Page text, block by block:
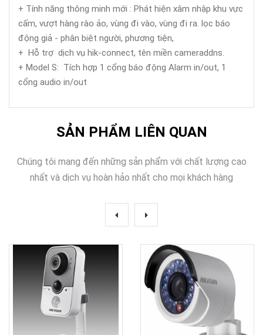
+ Tính năng thông minh mới : Phát hiện xâm nhập khu vực
cấm, vượt hàng rào ảo, vùng đi vào, vùng đi ra. lọc báo
động giả - phân biệt người, phương tiện,
+ Hỗ trợ dịch vụ hik-connect, tên miền cameraddns.
+ Model S: Tích hợp 1 cổng báo động Alarm in/out, 1
cổng audio in/out
SẢN PHẨM LIÊN QUAN
Chúng tôi mang đến những sản phẩm với chất lượng cao
nhất và dịch vụ hoàn hảo nhất cho mọi khách hàng